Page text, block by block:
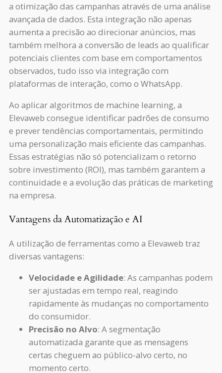
a otimização das campanhas através de uma análise
avançada de dados. Esta integração não apenas
aumenta a precisão ao direcionar anúncios, mas
também melhora a conversão de leads ao qualificar
potenciais clientes com base em comportamentos
observados, tudo isso via integração com
plataformas de interação, como o WhatsApp.
Ao aplicar algoritmos de machine learning, a
Elevaweb consegue identificar padrões de consumo
e prever tendências comportamentais, permitindo
uma personalização mais eficiente das campanhas.
Essas estratégias não só potencializam o retorno
sobre investimento (ROI), mas também garantem a
continuidade e a evolução das práticas de marketing
na empresa.
Vantagens da Automatização e AI
A utilização de ferramentas como a Elevaweb traz
diversas vantagens:
Velocidade e Agilidade: As campanhas podem
ser ajustadas em tempo real, reagindo
rapidamente às mudanças no comportamento
do consumidor.
Precisão no Alvo: A segmentação
automatizada garante que as mensagens
certas cheguem ao público-alvo certo, no
momento certo.